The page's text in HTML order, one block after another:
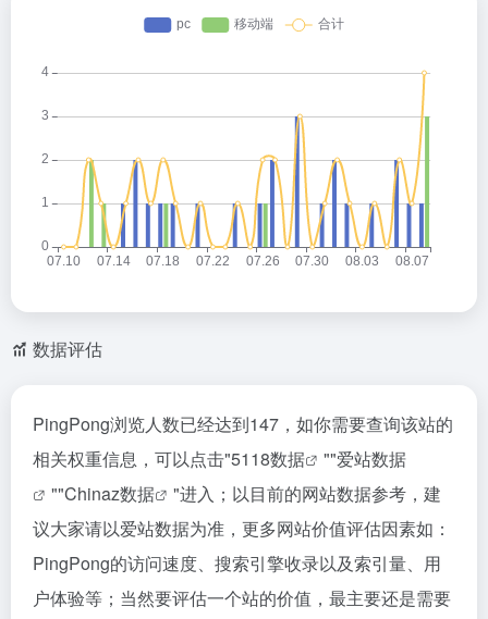
数据评估
PingPong浏览人数已经达到147，如你需要查询该站的
相关权重信息，可以点击"5118数据 ""爱站数据
""Chinaz数据
"进入；以目前的网站数据参考，建
议大家请以爱站数据为准，更多网站价值评估因素如：
PingPong的访问速度、搜索引擎收录以及索引量、用
户体验等；当然要评估一个站的价值，最主要还是需要